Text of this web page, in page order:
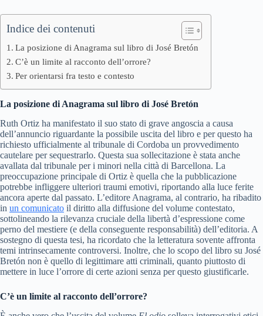
Indice dei contenuti
La posizione di Anagrama sul libro di José Bretón
C’è un limite al racconto dell’orrore?
Per orientarsi fra testo e contesto
La posizione di Anagrama sul libro di José Bretón
Ruth Ortiz ha manifestato il suo stato di grave angoscia a causa
dell’annuncio riguardante la possibile uscita del libro e per questo ha
richiesto ufficialmente al tribunale di Cordoba un provvedimento
cautelare per sequestrarlo. Questa sua sollecitazione è stata anche
avallata dal tribunale per i minori nella città di Barcellona. La
preoccupazione principale di Ortiz è quella che la pubblicazione
potrebbe infliggere ulteriori traumi emotivi, riportando alla luce ferite
ancora aperte dal passato. L’editore Anagrama, al contrario, ha ribadito
in un comunicato il diritto alla diffusione del volume contestato,
sottolineando la rilevanza cruciale della libertà d’espressione come
perno del mestiere (e della conseguente responsabilità) dell’editoria. A
sostegno di questa tesi, ha ricordato che la letteratura sovente affronta
temi intrinsecamente controversi. Inoltre, che lo scopo del libro su José
Bretón non è quello di legittimare atti criminali, quanto piuttosto di
mettere in luce l’orrore di certe azioni senza per questo giustificarle.
C’è un limite al racconto dell’orrore?